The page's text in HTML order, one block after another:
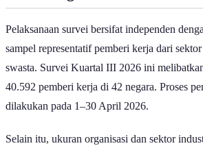
peringkat keempat dengan angka 26%,
sumber daya alam mencatatkan NEO
sebesar 18% serta sektor pelayanan yang